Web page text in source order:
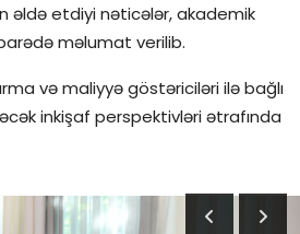
əldə etdiyi nəticələr, akademik
məlumat verilib.
və maliyyə göstəriciləri ilə bağlı
inkişaf perspektivləri ətrafında